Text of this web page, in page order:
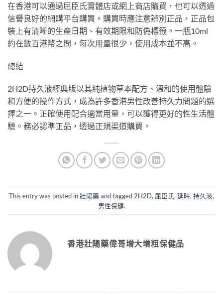
在香港可以通過屈臣氏實體店或網上商店購買，也可以透過
信譽良好的網購平台購買。購買時應注意辨別正品，正品包
裝上有清晰的生產日期、有效期限和防偽標籤。一瓶10ml
約在數百港幣之間，每次用量很少，使用成本並不高。
總結
2H2D持久液經典版以其純植物草本配方、溫和的使用體驗
和方便的操作方式，成為許多香港男性改善持久力問題的選
擇之一。正確使用配合適當用量，可以獲得更好的性生活體
驗。務必認準正品，透過正規渠道購買。
This entry was posted in壯陽藥 and tagged 2H2D, 屈臣氏, 延時, 持久液,
男性保健.
香港壯陽藥偉哥增大增粗保健品